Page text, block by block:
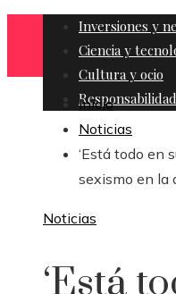
Inversiones y
Ciencia y
Cultura y ocio
Inicio
Noticias
‘Está todo en
sexismo en la
Noticias
‘Está